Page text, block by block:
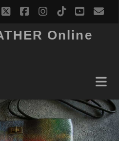
twitterfacebookinstagram
tiktok
Online